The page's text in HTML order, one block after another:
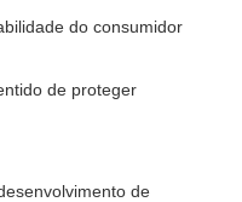
do consumidor
de proteger
de